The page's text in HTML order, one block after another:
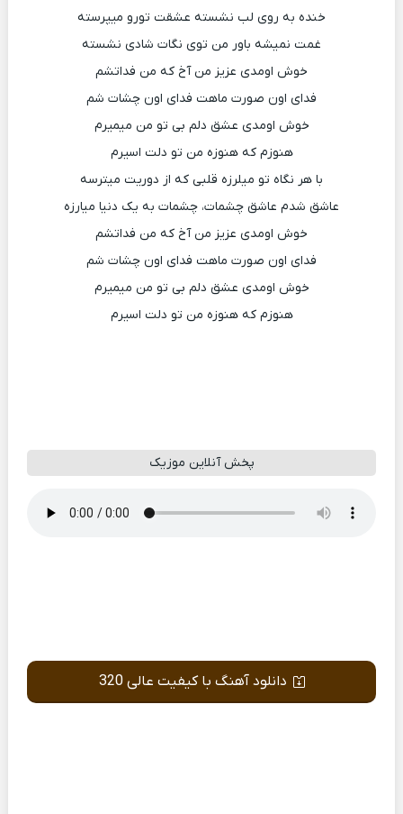
خنده به روی لب نشسته عشقت تورو میپرسته
غمت نمیشه باور من توی نگات شادی نشسته
خوش اومدی عزیز من آخ که من فداتشم
فدای اون صورت ماهت فدای اون چشات شم
خوش اومدی عشق دلم بی تو من میمیرم
هنوزم که هنوزه من تو دلت اسیرم
با هر نگاه تو میلرزه قلبی که از دوریت میترسه
عاشق شدم عاشق چشمات، چشمات به یک دنیا میارزه
خوش اومدی عزیز من آخ که من فداتشم
فدای اون صورت ماهت فدای اون چشات شم
خوش اومدی عشق دلم بی تو من میمیرم
هنوزم که هنوزه من تو دلت اسیرم
پخش آنلاین موزیک
دانلود آهنگ با کیفیت عالی 320